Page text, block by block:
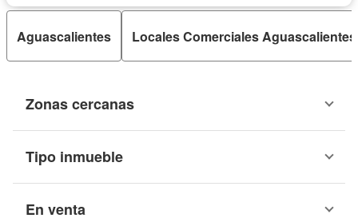
Aguascalientes Locales Comerciales Aguascalientes
Zonas cercanas
Tipo inmueble
En venta